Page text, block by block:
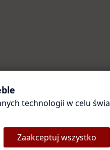
nie tak
Odśwież stronę —
Strona główna
technologii w celu
Zaakceptuj wszystko